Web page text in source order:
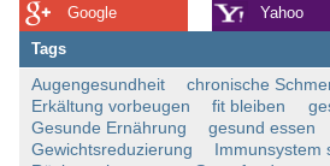
Google
Yahoo
Tags
Augengesundheit chronische
Erkältung vorbeugen
fit bleiben
Gesunde Ernährung
gesund essen
Gewichtsreduzierung
Immunsystem